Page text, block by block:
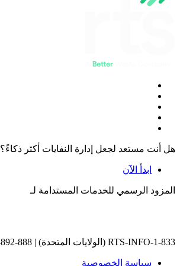
هل أنت مستعد لجعل إدارة النفايات أكثر ذكاءً؟
ابدأ الآن
المزود الرسمي للخدمات المستدامة لـ
1-833-RTS-INFO (الولايات المتحدة) | 888-892-1796 (كندا) |
سياسة الخصوصية